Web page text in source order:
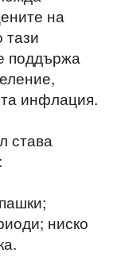
на
тази
поддържа
инфлация.
става
ниско